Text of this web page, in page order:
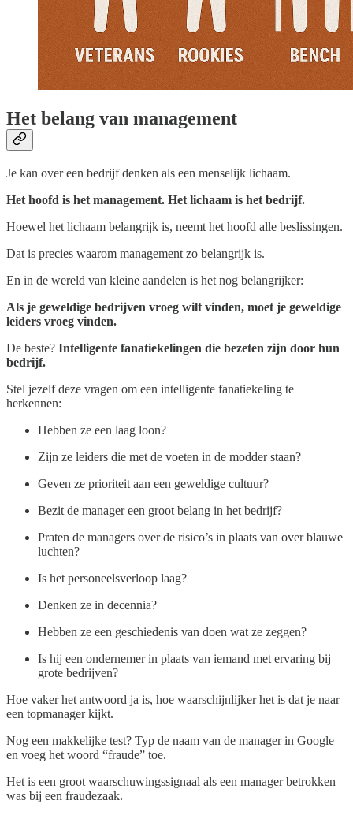
Het belang van management
Je kan over een bedrijf denken als een menselijk lichaam.
Het hoofd is het management. Het lichaam is het bedrijf.
Hoewel het lichaam belangrijk is, neemt het hoofd alle beslissingen.
Dat is precies waarom management zo belangrijk is.
En in de wereld van kleine aandelen is het nog belangrijker:
Als je geweldige bedrijven vroeg wilt vinden, moet je geweldige
leiders vroeg vinden.
De beste? Intelligente fanatiekelingen die bezeten zijn door hun
bedrijf.
Stel jezelf deze vragen om een intelligente fanatiekeling te
herkennen:
Hebben ze een laag loon?
Zijn ze leiders die met de voeten in de modder staan?
Geven ze prioriteit aan een geweldige cultuur?
Bezit de manager een groot belang in het bedrijf?
Praten de managers over de risico’s in plaats van over blauwe
luchten?
Is het personeelsverloop laag?
Denken ze in decennia?
Hebben ze een geschiedenis van doen wat ze zeggen?
Is hij een ondernemer in plaats van iemand met ervaring bij
grote bedrijven?
Hoe vaker het antwoord ja is, hoe waarschijnlijker het is dat je naar
een topmanager kijkt.
Nog een makkelijke test? Typ de naam van de manager in Google
en voeg het woord “fraude” toe.
Het is een groot waarschuwingssignaal als een manager betrokken
was bij een fraudezaak.